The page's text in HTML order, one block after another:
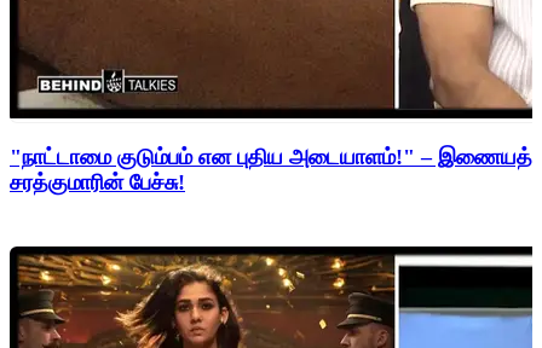
"நாட்டாமை குடும்பம் என புதிய அடையாளம்!" –
சரத்குமாரின் பேச்சு!